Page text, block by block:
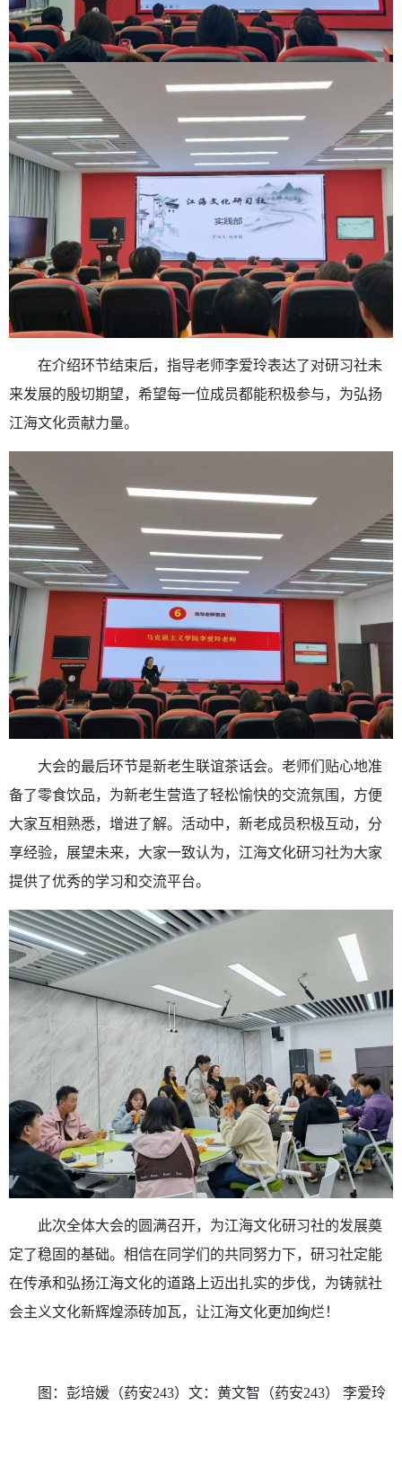
在介绍环节结束后，指导老师李爱玲表达了对研习社未
来发展的殷切期望，希望每一位成员都能积极参与，为弘扬
江海文化贡献力量。
大会的最后环节是新老生联谊茶话会。老师们贴心地准
备了零食饮品，为新老生营造了轻松愉快的交流氛围，方便
大家互相熟悉，增进了解。活动中，新老成员积极互动，分
享经验，展望未来，大家一致认为，江海文化研习社为大家
提供了优秀的学习和交流平台。
此次全体大会的圆满召开，为江海文化研习社的发展奠
定了稳固的基础。相信在同学们的共同努力下，研习社定能
在传承和弘扬江海文化的道路上迈出扎实的步伐，为铸就社
会主义文化新辉煌添砖加瓦，让江海文化更加绚烂！
图：彭培媛（药安243）文：黄文智（药安243） 李爱玲